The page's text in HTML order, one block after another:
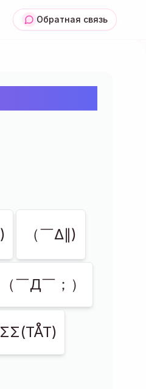
Обратная связь
（￣Δ∥)
（￣Д￣；）
ΣΣ(TÅT)